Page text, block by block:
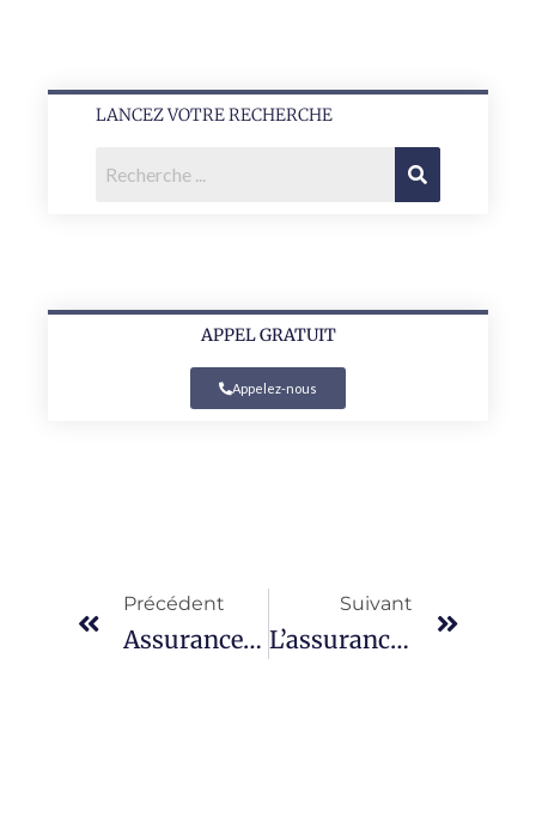
LANCEZ VOTRE RECHERCHE
APPEL GRATUIT
Appelez-nous
Précédent
Assurance Pour Scooter:
Suivant
L’assurance D’un Scooter : Comment Faire Son Choix ?